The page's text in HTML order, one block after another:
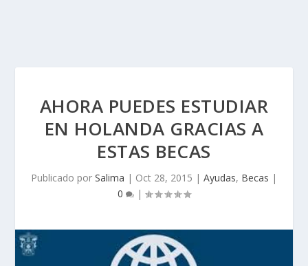
AHORA PUEDES ESTUDIAR
EN HOLANDA GRACIAS A
ESTAS BECAS
Publicado por Salima | Oct 28, 2015 | Ayudas, Becas |
0
|